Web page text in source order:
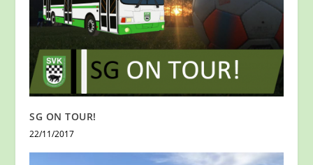
SG ON TOUR!
22/11/2017